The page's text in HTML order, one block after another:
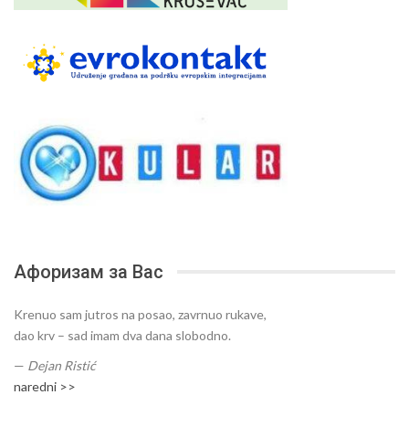
Афоризам за Вас
Krenuo sam jutros na posao, zavrnuo rukave,
dao krv – sad imam dva dana slobodno.
— Dejan Ristić
naredni >>